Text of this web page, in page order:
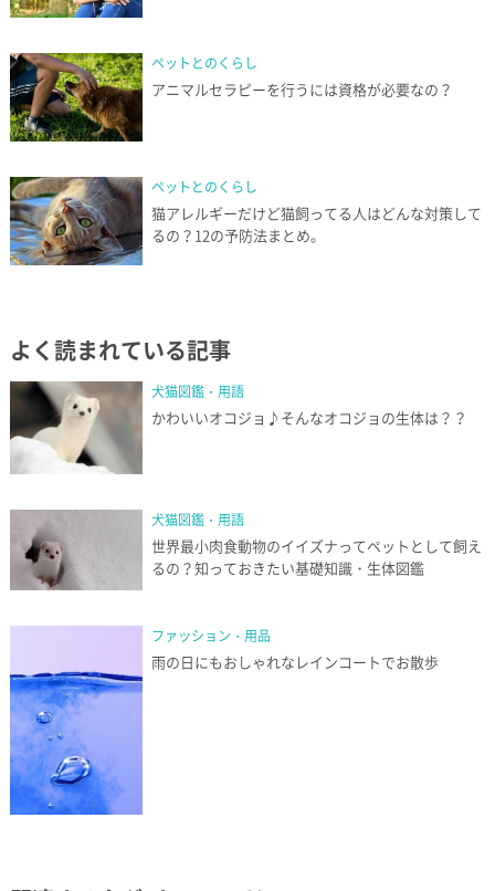
ペットとのくらし
アニマルセラピーを行うには資格が必要なの？
ペットとのくらし
猫アレルギーだけど猫飼ってる人はどんな対策して
るの？12の予防法まとめ。
よく読まれている記事
犬猫図鑑・用語
かわいいオコジョ♪そんなオコジョの生体は？？
犬猫図鑑・用語
世界最小肉食動物のイイズナってペットとして飼え
るの？知っておきたい基礎知識・生体図鑑
ファッション・用品
雨の日にもおしゃれなレインコートでお散歩